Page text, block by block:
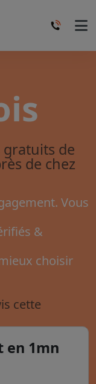
gratuits de
de chez
Vous
&
choisir
cette
en 1mn